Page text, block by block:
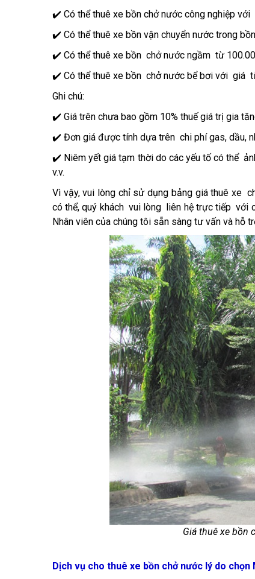
✔️ Có thể thuê xe bồn chở nước công nghiệp
✔️ Có thể thuê xe bồn vận chuyển nước trong
✔️ Có thể thuê xe bồn chở nước ngầm từ
✔️ Có thể thuê xe bồn chở nước bể bơi với giá
Ghi chú:
✔️ Giá trên chưa bao gồm 10% thuế giá trị gia
✔️ Đơn giá được tính dựa trên chi phí gas, dầu,
✔️ Niêm yết giá tạm thời do các yếu tố có thể
v.v.
Vì vậy, vui lòng chỉ sử dụng bảng giá thuê xe
có thể, quý khách vui lòng liên hệ trực tiếp với
Nhân viên của chúng tôi sẵn sàng tư vấn và hỗ
Giá thuê xe bồn
Dịch vụ cho thuê xe bồn chở nước lý do chọn